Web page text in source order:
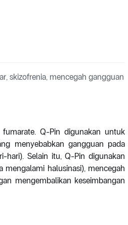
skizofrenia, mencegah gangguan
Q-Pin digunakan untuk
menyebabkan gangguan pada
hari). Selain itu, Q-Pin digunakan
halusinasi), mencegah
mengembalikan keseimbangan